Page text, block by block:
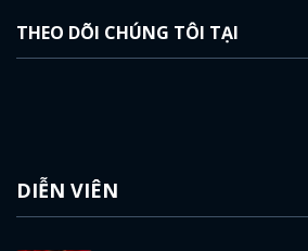
THEO DÕI CHÚNG TÔI TẠI
DIỄN VIÊN